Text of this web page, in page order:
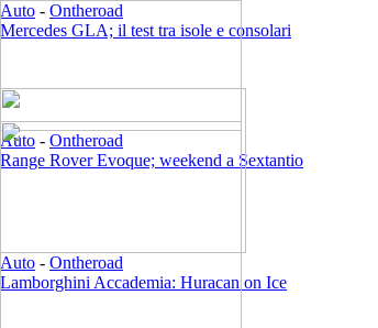
Auto - Ontheroad
Mercedes GLA; il test tra isole e consolari
Auto - Ontheroad
Range Rover Evoque; weekend a Sextantio
Auto - Ontheroad
Lamborghini Accademia: Huracan on Ice